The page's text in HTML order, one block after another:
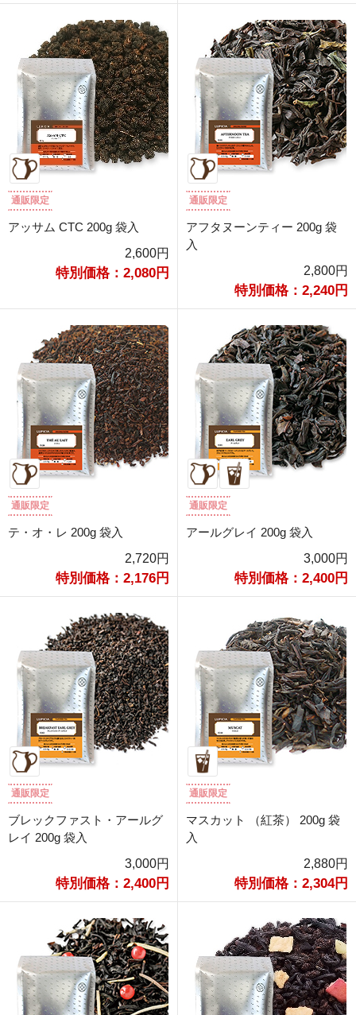
通販限定
アッサム CTC 200g 袋入
2,600円
特別価格：2,080円
通販限定
アフタヌーンティー 200g 袋
入
2,800円
特別価格：2,240円
通販限定
テ・オ・レ 200g 袋入
2,720円
特別価格：2,176円
通販限定
アールグレイ 200g 袋入
3,000円
特別価格：2,400円
通販限定
ブレックファスト・アールグ
レイ 200g 袋入
3,000円
特別価格：2,400円
通販限定
マスカット （紅茶） 200g 袋
入
2,880円
特別価格：2,304円